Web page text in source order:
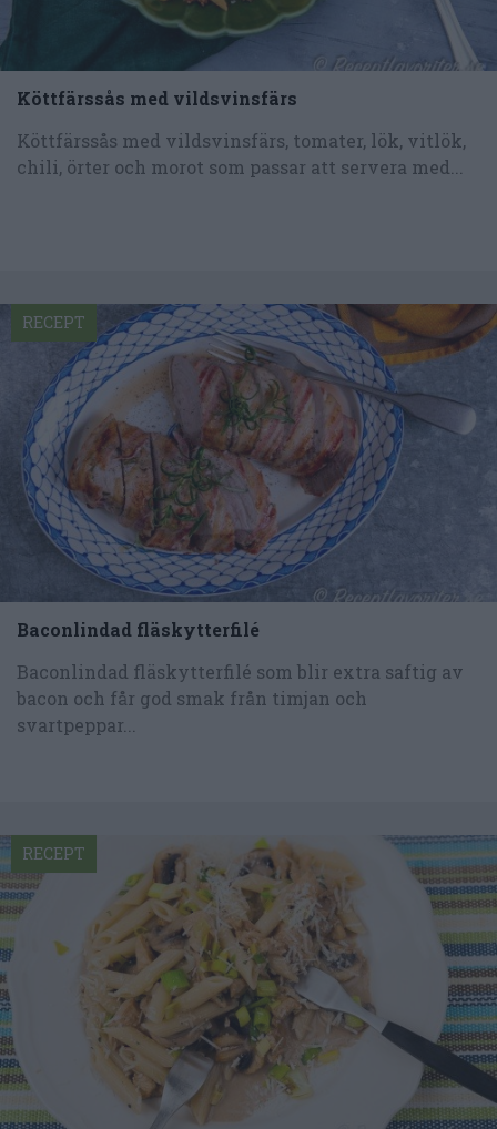
Köttfärssås med vildsvinsfärs
Köttfärssås med vildsvinsfärs, tomater, lök, vitlök,
chili, örter och morot som passar att servera med...
Baconlindad fläskytterfilé
Baconlindad fläskytterfilé som blir extra saftig av
bacon och får god smak från timjan och
svartpeppar...
RECEPT
RECEPT